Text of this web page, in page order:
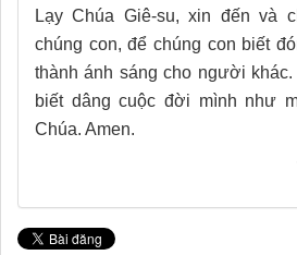
Lạy Chúa Giê-su, xin đến và
chúng con, để chúng con biết
thành ánh sáng cho người
biết dâng cuộc đời mình như
Chúa. Amen.